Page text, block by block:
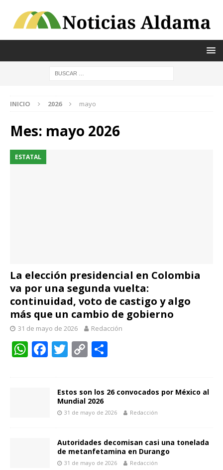
INICIO 2026 mayo
Mes: mayo 2026
ESTATAL
La elección presidencial en Colombia
va por una segunda vuelta:
continuidad, voto de castigo y algo
más que un cambio de gobierno
31 de mayo de 2026 Redacción
W F T
er
C
y
Li
k
p
ar
r
Estos son los 26 convocados por México al
Mundial 2026
31 de mayo de 2026 Redacción
Autoridades decomisan casi una tonelada
de metanfetamina en Durango
31 de mayo de 2026 Redacción